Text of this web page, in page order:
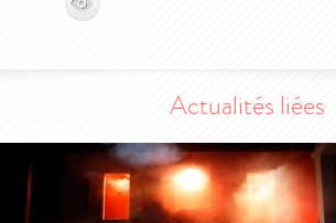
Actualités liées